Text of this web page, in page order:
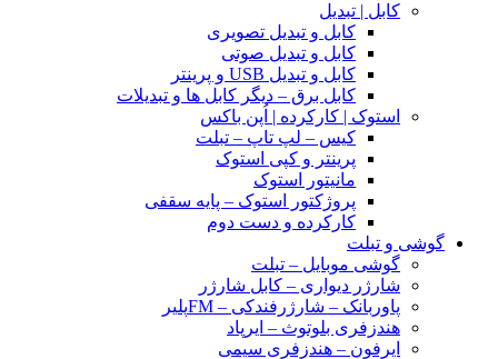
کابل | تبدیل
کابل و تبدیل تصویری
کابل و تبدیل صوتی
کابل و تبدیل USB و پرینتر
کابل برق – دیگر کابل ها و تبدیلات
استوک | کارکرده | اُپن باکس
کیس – لپ تاپ – تبلت
پرینتر و کپی استوک
مانیتور استوک
پروژکتور استوک – پایه سقفی
کارکرده و دست دوم
گوشی و تبلت
گوشی موبایل – تبلت
شارژر دیواری – کابل شارژر
پاوربانک – شارژرفندکی – FMپلیر
هندزفری بلوتوث – ایرپاد
ایرفون – هندزفری سیمی